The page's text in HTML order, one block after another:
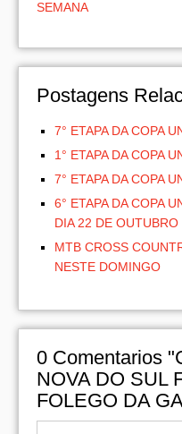
SEMANA
Postagens
7° ETAPA DA COPA
1° ETAPA DA COPA
7° ETAPA DA COPA
6° ETAPA DA COPA
DIA 22 DE OUTUBRO
MTB CROSS
NESTE DOMINGO
0 Comentarios
NOVA DO SUL
FOLEGO DA